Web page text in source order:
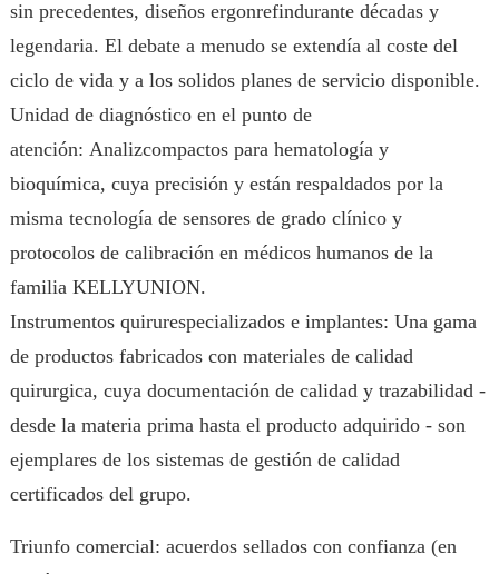
sin precedentes, diseños ergonrefindurante décadas y
legendaria. El debate a menudo se extendía al coste del
ciclo de vida y a los solidos planes de servicio disponible.
Unidad de diagnóstico en el punto de
atención: Analizcompactos para hematología y
bioquímica, cuya precisión y están respaldados por la
misma tecnología de sensores de grado clínico y
protocolos de calibración en médicos humanos de la
familia KELLYUNION.
Instrumentos quirurespecializados e implantes: Una gama
de productos fabricados con materiales de calidad
quirurgica, cuya documentación de calidad y trazabilidad -
desde la materia prima hasta el producto adquirido - son
ejemplares de los sistemas de gestión de calidad
certificados del grupo.
Triunfo comercial: acuerdos sellados con confianza (en